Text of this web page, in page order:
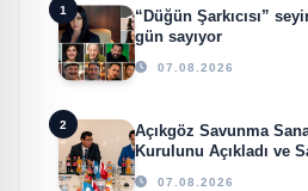
1
“Düğün Şarkıcısı”
gün sayıyor
07.08.2026
2
Açıkgöz Savunma
Kurulunu Açıkladı ve
Küresel Vizyon Vurgusu
07.08.2026